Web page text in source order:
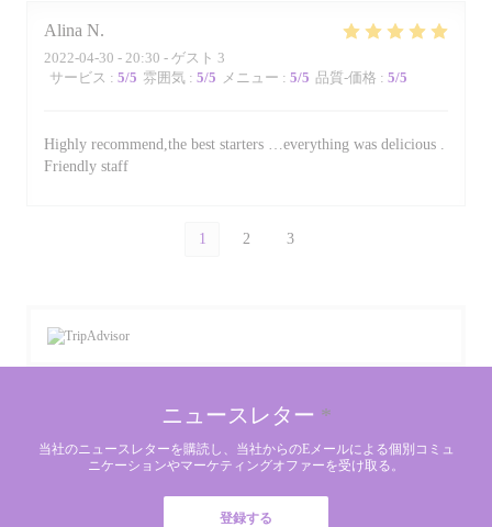
Alina N
2022-04-30 - 20:30 - ゲスト 3
サービス : 5/5 雰囲気 : 5/5 メニュー : 5/5 品質-価格 : 5/5
Highly recommend,the best starters …everything was delicious .
Friendly staff
1 2 3
ニュースレター *
当社のニュースレターを購読し、当社からのEメールによる個別コミュ
ニケーションやマーケティングオファーを受け取る。
登録する